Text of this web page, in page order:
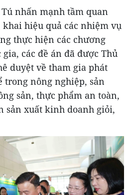
nhấn mạnh tầm quan
hiệu quả các nhiệm vụ
thực hiện các chương
các đề án đã được Thủ
duyệt về tham gia phát
nông nghiệp, sản
sản, thực phẩm an toàn,
sản xuất kinh doanh giỏi,